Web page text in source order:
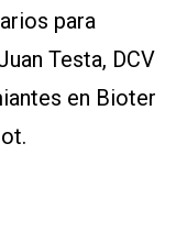
para
Testa, DCV
en Bioter